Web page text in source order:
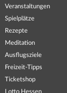
Veranstaltungen
Spielplätze
Rezepte
Meditation
Ausflugsziele
Freizeit-Tipps
Ticketshop
Lotto Hessen